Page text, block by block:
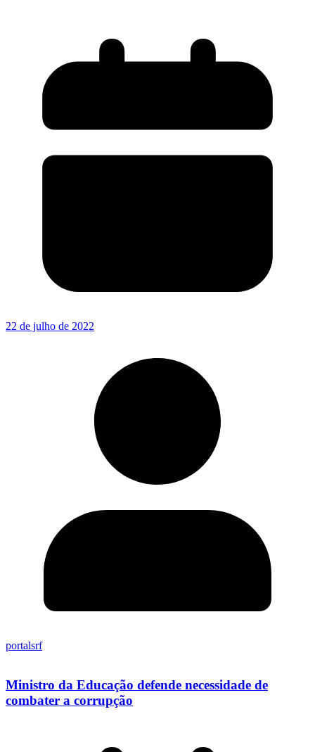
22 de julho de 2022
portalsrf
Ministro da Educação defende necessidade de
combater a corrupção